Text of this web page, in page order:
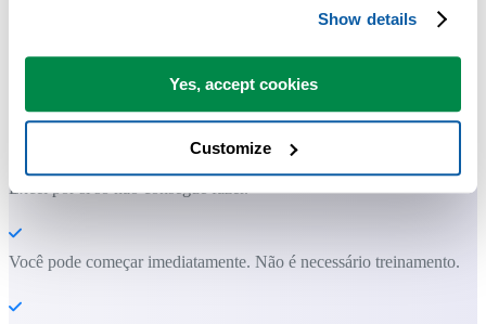
Show details
Yes, accept cookies
Customize
Ferramentas práticas que muitos usuários do Excel gostariam de ter
Excel.
Economize tempo no Excel. Simples assim.
O ASAP Utilities ajuda você a economizar tempo e fazer coisas que o
Excel por si só não consegue fazer.
Você pode começar imediatamente. Não é necessário treinamento.